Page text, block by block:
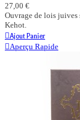
27,00 €
Ouvrage de lois juives
Kehot.
Ajout Panier
Aperçu Rapide